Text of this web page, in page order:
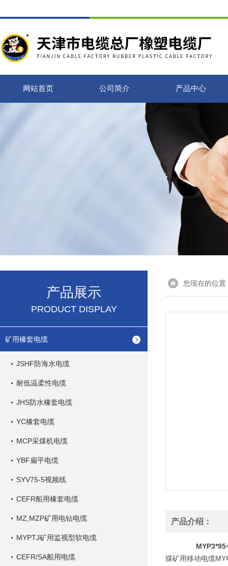
网站首页 公司简介 产品中心
产品展示
PRODUCT DISPLAY
矿用橡套电缆
JSHF防海水电缆
耐低温柔性电缆
JHS防水橡套电缆
YC橡套电缆
MCP采煤机电缆
YBF扁平电缆
SYV75-5视频线
CEFR船用橡套电缆
MZ,MZP矿用电钻电缆
MYPTJ矿用监视型软电缆
CEFR/SA船用电缆
您现在的位置
产品介绍：
煤矿用移动电缆